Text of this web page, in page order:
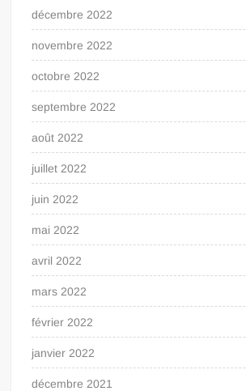
décembre 2022
novembre 2022
octobre 2022
septembre 2022
août 2022
juillet 2022
juin 2022
mai 2022
avril 2022
mars 2022
février 2022
janvier 2022
décembre 2021